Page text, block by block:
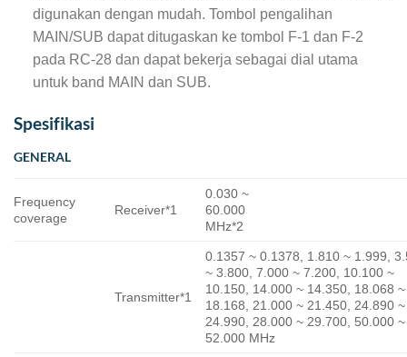
digunakan dengan mudah. Tombol pengalihan
MAIN/SUB dapat ditugaskan ke tombol F-1 dan F-2
pada RC-28 dan dapat bekerja sebagai dial utama
untuk band MAIN dan SUB.
Spesifikasi
GENERAL
Frequency
coverage
Receiver*1
0.030 ~
60.000
MHz*2
Transmitter*1
0.1357 ~ 0.1378, 1.810 ~ 1.999,
~ 3.800, 7.000 ~ 7.200, 10.100 ~
10.150, 14.000 ~ 14.350, 18.068 ~
18.168, 21.000 ~ 21.450, 24.890 ~
24.990, 28.000 ~ 29.700, 50.000 ~
52.000 MHz